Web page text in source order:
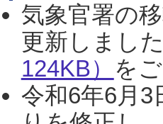
気象官署の
更新しまし
124KB） を
令和6年6月3